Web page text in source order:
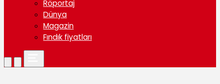
Röportaj
Dünya
Magazin
Fındık fiyatları